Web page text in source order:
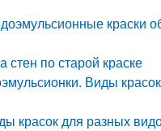
краски
по старой краске
Виды
красок для разных